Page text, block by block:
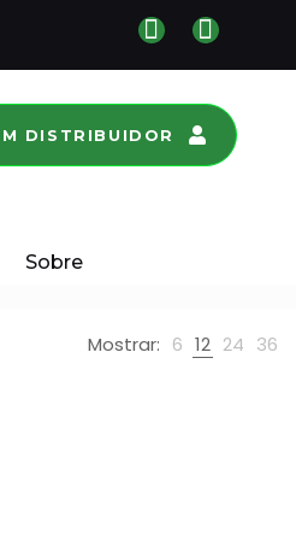
DISTRIBUIDOR
Sobre
Mostrar: 6 12 24 36